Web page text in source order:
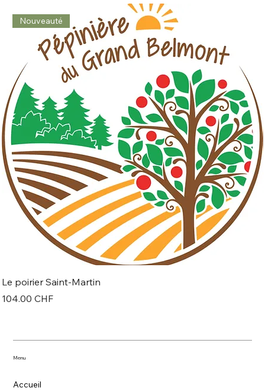
Nouveauté
Le poirier Saint-Martin
Prix
104.00 CHF
Menu
Accueil